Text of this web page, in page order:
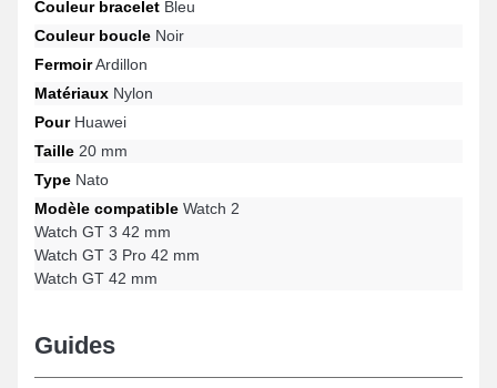
Huawei. Avec l'aide de son style contemporain, ce bracelet pour
diversifiée pour toutes les occasions.
Couleur bracelet Bleu
Couleur boucle Noir
FermoirArdillon
Matériaux Nylon
PourHuawei
Taille 20 mm
Type Nato
Modèle compatible Watch 2
Watch GT 3 42 mm
Watch GT 3 Pro 42 mm
Watch GT 42 mm
Guides